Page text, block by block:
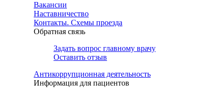
Вакансии
Наставничество
Контакты. Схемы проезда
Обратная связь
Задать вопрос главному врачу
Оставить отзыв
Антикоррупционная деятельность
Информация для пациентов